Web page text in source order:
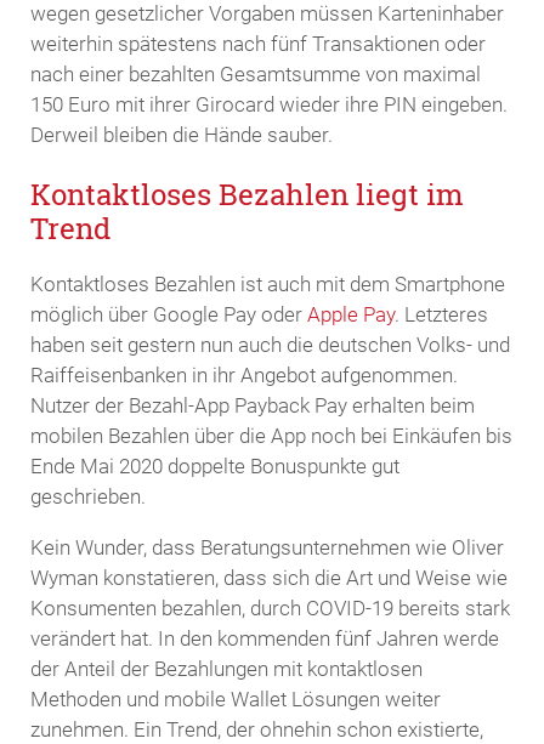
wegen gesetzlicher Vorgaben müssen Karteninhaber
weiterhin spätestens nach fünf Transaktionen oder
nach einer bezahlten Gesamtsumme von maximal
150 Euro mit ihrer Girocard wieder ihre PIN eingeben.
Derweil bleiben die Hände sauber.
Kontaktloses Bezahlen liegt im
Trend
Kontaktloses Bezahlen ist auch mit dem Smartphone
möglich über Google Pay oder Apple Pay. Letzteres
haben seit gestern nun auch die deutschen Volks- und
Raiffeisenbanken in ihr Angebot aufgenommen.
Nutzer der Bezahl-App Payback Pay erhalten beim
mobilen Bezahlen über die App noch bei Einkäufen bis
Ende Mai 2020 doppelte Bonuspunkte gut
geschrieben.
Kein Wunder, dass Beratungsunternehmen wie Oliver
Wyman konstatieren, dass sich die Art und Weise wie
Konsumenten bezahlen, durch COVID-19 bereits stark
verändert hat. In den kommenden fünf Jahren werde
der Anteil der Bezahlungen mit kontaktlosen
Methoden und mobile Wallet Lösungen weiter
zunehmen. Ein Trend, der ohnehin schon existierte,